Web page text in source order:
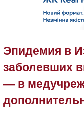
Эпидемия в
заболевших
— в